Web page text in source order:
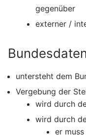
gegenüber
externer /
untersteht dem
Vergebung der
wird durch
wird durch
er